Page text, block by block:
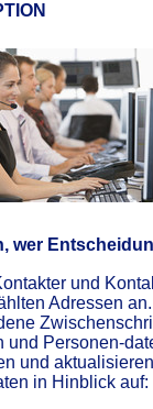
wer
und
Adressen
und Personen-
und
in Hinblick auf: